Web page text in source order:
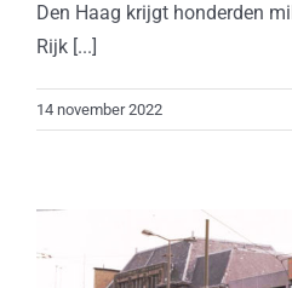
Den Haag krijgt honderden
Rijk [...]
14 november 2022